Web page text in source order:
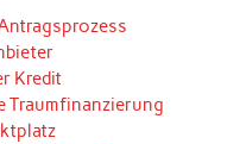
Kredit
Traumfinanzierung